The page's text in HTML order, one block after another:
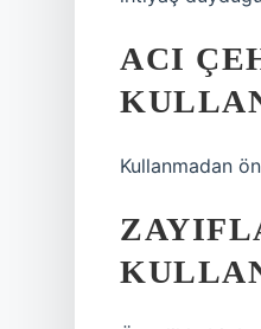
ACI
Kullanmadan